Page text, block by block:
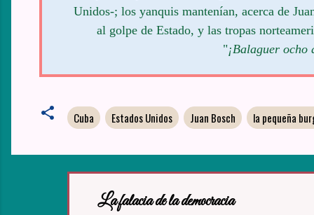
Unidos-; los yanquis mantenían, acerca de
al golpe de Estado, y las tropas
"¡Balaguer ocho
Cuba Estados Unidos Juan Bosch la pequeña
La falacia de la democracia